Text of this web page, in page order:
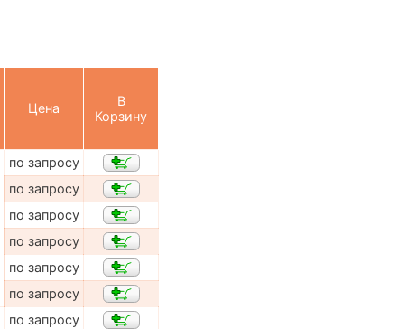
Цена
В
Корзину
по запросу
по запросу
по запросу
по запросу
по запросу
по запросу
по запросу